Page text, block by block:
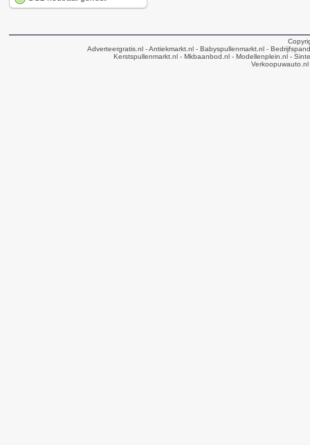
Adverteergratis.nl - Antiekmarkt.nl - Babyspullenmarkt.nl -
Kerstspullenmarkt.nl- Mkbaanbod.nl- Modellenplein.nl-
Verkoopuwauto.nl